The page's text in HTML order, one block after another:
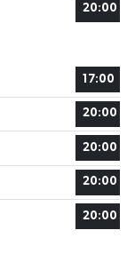
20:00
17:00
20:00
20:00
20:00
20:00